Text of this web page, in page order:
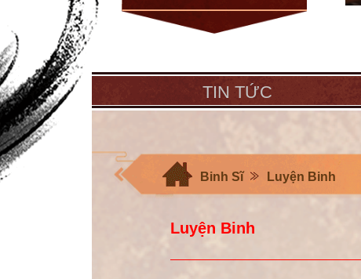
TIN TỨC
Binh Sĩ Luyện Binh
Luyện Binh